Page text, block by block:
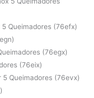
Queimadores (76efx)
(76egx)
(76eix)
5 Queimadores (76evx)